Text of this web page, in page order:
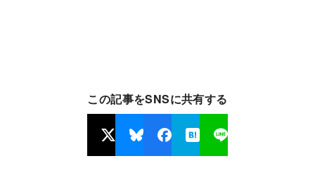
この記事をSNSに共有する